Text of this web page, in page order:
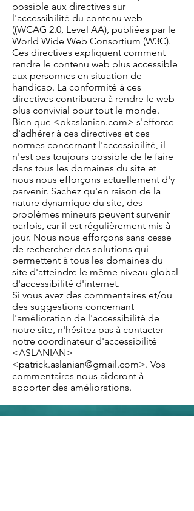
possible aux directives sur
l'accessibilité du contenu web
((WCAG 2.0, Level AA), publiées par le
World Wide Web Consortium (W3C).
Ces directives expliquent comment
rendre le contenu web plus accessible
aux personnes en situation de
handicap. La conformité à ces
directives contribuera à rendre le web
plus convivial pour tout le monde.
Bien que <pkaslanian.com> s'efforce
d'adhérer à ces directives et ces
normes concernant l'accessibilité, il
n'est pas toujours possible de le faire
dans tous les domaines du site et
nous nous efforçons actuellement d'y
parvenir. Sachez qu'en raison de la
nature dynamique du site, des
problèmes mineurs peuvent survenir
parfois, car il est régulièrement mis à
jour. Nous nous efforçons sans cesse
de rechercher des solutions qui
permettent à tous les domaines du
site d'atteindre le même niveau global
d'accessibilité d'internet.
Si vous avez des commentaires et/ou
des suggestions concernant
l'amélioration de l'accessibilité de
notre site, n'hésitez pas à contacter
notre coordinateur d'accessibilité
<ASLANIAN>
<patrick.aslanian@gmail.com>. Vos
commentaires nous aideront à
apporter des améliorations.